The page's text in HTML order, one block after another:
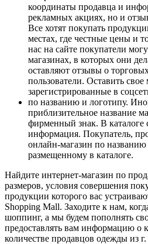
координаты продавца и
рекламных акциях, но и
Все хотят покупать
местах, где честные цены и
нас на сайте покупатели
магазинах, в которых они
оставляют отзывы о
пользователи. Оставить
зарегистрированные в
по названию и логотипу.
приблизительное название
фирменный знак. В каталоге
информация. Покупатель,
онлайн-магазин по названию
размещенному в каталоге.
Найдите интернет-магазин по
размеров, условия совершения
продукции которого вас
Shopping Mall. Заходите к нам,
шоппинг, а мы будем пополнять
предоставлять вам информацию о
количестве продавцов одежды из